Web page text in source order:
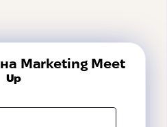
Marketing Meet
Up